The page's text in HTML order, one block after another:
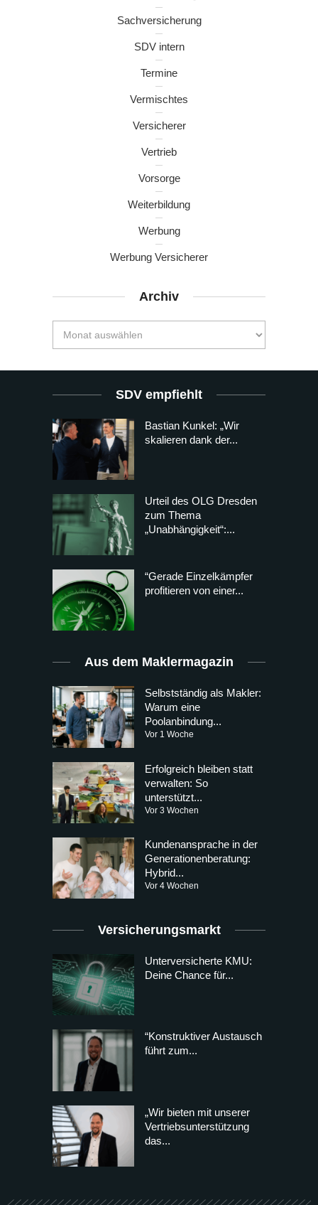
Sachversicherung
SDV intern
Termine
Vermischtes
Versicherer
Vertrieb
Vorsorge
Weiterbildung
Werbung
Werbung Versicherer
Archiv
SDV empfiehlt
Bastian Kunkel: „Wir
skalieren dank der...
Urteil des OLG Dresden
zum Thema
„Unabhängigkeit“:...
“Gerade Einzelkämpfer
profitieren von einer...
Aus dem Maklermagazin
Selbstständig als Makler:
Warum eine
Poolanbindung...
Vor 1 Woche
Erfolgreich bleiben statt
verwalten: So
unterstützt...
Vor 3 Wochen
Kundenansprache in der
Generationenberatung:
Hybrid...
Vor 4 Wochen
Versicherungsmarkt
Unterversicherte KMU:
Deine Chance für...
“Konstruktiver Austausch
führt zum...
„Wir bieten mit unserer
Vertriebsunterstützung
das...